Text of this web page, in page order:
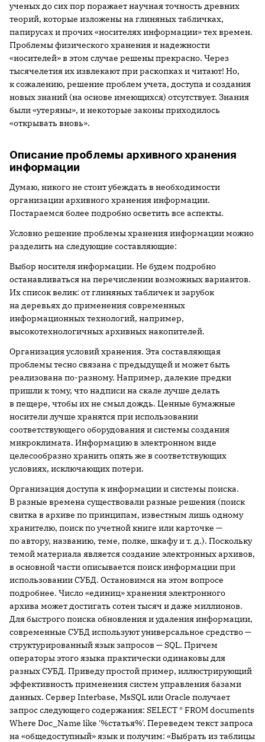
ученых до сих пор поражает научная точность древних
теорий, которые изложены на глиняных табличках,
папирусах и прочих «носителях информации» тех времен.
Проблемы физического хранения и надежности
«носителей» в этом случае решены прекрасно. Через
тысячелетия их извлекают при раскопках и читают! Но,
к сожалению, решение проблем учета, доступа и создания
новых знаний (на основе имеющихся) отсутствует. Знания
были «утеряны», и некоторые законы приходилось
«открывать вновь».
Описание проблемы архивного хранения
информации
Думаю, никого не стоит убеждать в необходимости
организации архивного хранения информации.
Постараемся более подробно осветить все аспекты.
Условно решение проблемы хранения информации можно
разделить на следующие составляющие:
Выбор носителя информации. Не будем подробно
останавливаться на перечислении возможных вариантов.
Их список велик: от глиняных табличек и зарубок
на деревьях до применения современных
информационных технологий, например,
высокотехнологичных архивных накопителей.
Организация условий хранения. Эта составляющая
проблемы тесно связана с предыдущей и может быть
реализована по-разному. Например, далекие предки
пришли к тому, что надписи на скале лучше делать
в пещере, чтобы их не смыл дождь. Ценные бумажные
носители лучше хранятся при использовании
соответствующего оборудования и системы создания
микроклимата. Информацию в электронном виде
целесообразно хранить опять же в соответствующих
условиях, исключающих потери.
Организация доступа к информации и системы поиска.
В разные времена существовали разные решения (поиск
свитка в архиве по принципам, известным лишь одному
хранителю, поиск по учетной книге или карточке —
по автору, названию, теме, полке, шкафу и т. д.). Поскольку
темой материала является создание электронных архивов,
в основной части описывается поиск информации при
использовании СУБД. Остановимся на этом вопросе
подробнее. Число «единиц» хранения электронного
архива может достигать сотен тысяч и даже миллионов.
Для быстрого поиска обновления и удаления информации,
современные СУБД используют универсальное средство —
структурированный язык запросов — SQL. Причем
операторы этого языка практически одинаковы для
разных СУБД. Приведу простой пример, иллюстрирующий
эффективность применения систем управления базами
данных. Сервер Interbase, MsSQL или Oracle получает
запрос следующего содержания: SELECT * FROM documents
Where Doc_Name like '%статья%'. Переведем текст запроса
на «общедоступный» язык и получим: «Выбрать из таблицы